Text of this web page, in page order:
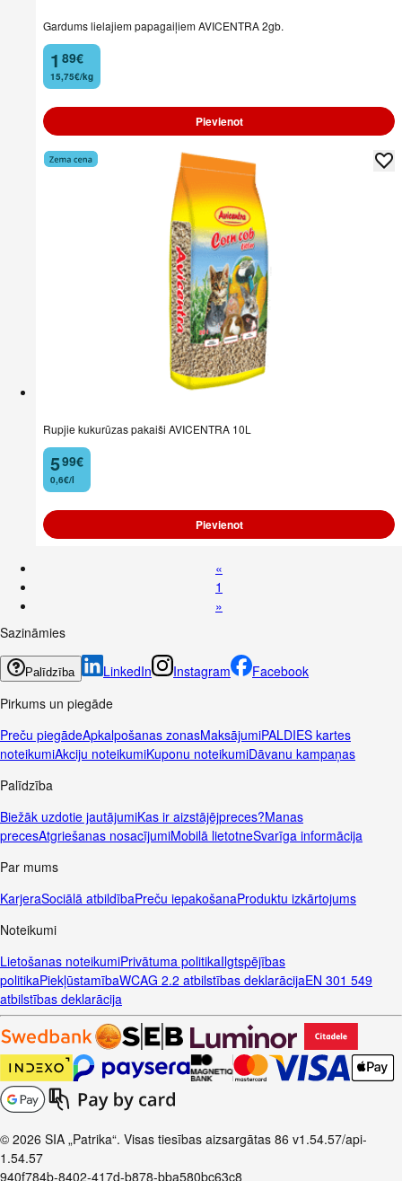
Gardums lielajiem papagaiļiem AVICENTRA 2gb.
1
. 89€
15,75€/kg
Pievienot
Rupjie kukurūzas pakaiši AVICENTRA 10L
5
. 99€
0,6€/l
Pievienot
«
1
»
Sazināmies
Palīdzība LinkedIn Instagram
Facebook
Pirkums un piegāde
Preču piegādeApkalpošanas zonasMaksājumiPALDIES kartes
noteikumiAkciju noteikumiKuponu noteikumiDāvanu kampaņas
Palīdzība
Biežāk uzdotie jautājumiKas ir aizstājējpreces?Manas
precesAtgriešanas nosacījumiMobilā lietotneSvarīga informācija
Par mums
KarjeraSociālā atbildībaPreču iepakošanaProduktu izkārtojums
Noteikumi
Lietošanas noteikumiPrivātuma politikaIlgtspējības
politikaPiekļūstamībaWCAG 2.2 atbilstības deklarācijaEN 301 549
atbilstības deklarācija
© 2026 SIA „Patrika“. Visas tiesības aizsargātas 86 v1.54.57/api-
1.54.57
940f784b-8402-417d-b878-bba580bc63c8